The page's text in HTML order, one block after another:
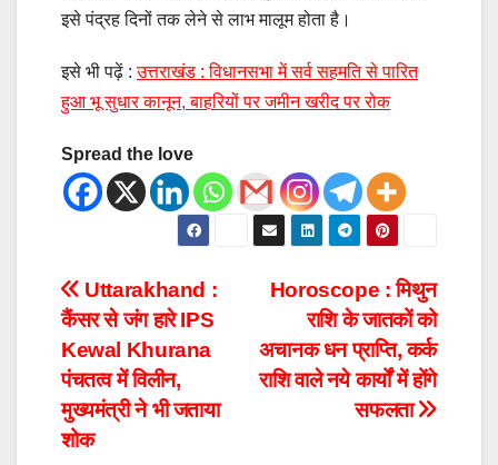
इसे पंद्रह दिनों तक लेने से लाभ मालूम होता है।
इसे भी पढ़ें :उत्तराखंड : विधानसभा में सर्व सहमति से पारित
हुआ भू सुधार कानून, बाहरियों पर जमीन खरीद पर रोक
Spread the love
Horoscope : मिथुन
राशि के जातकों को
अचानक धन प्राप्ति, कर्क
राशि वाले नये कार्यों में होंगे
सफलता
Uttarakhand :
कैंसर से जंग हारे IPS
Kewal Khurana
पंचतत्व में विलीन,
मुख्यमंत्री ने भी जताया
शोक